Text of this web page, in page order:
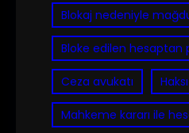
Blokaj nedeniyle
Bloke edilen hesaptan
Ceza avukatı
Mahkeme kararı ile